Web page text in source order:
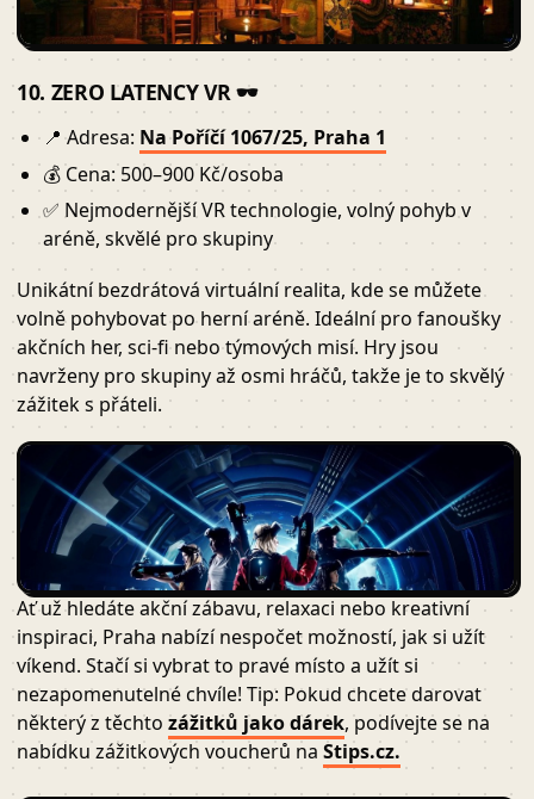
10. ZERO LATENCY VR 🕶️
📍 Adresa: Na Poříčí 1067/25, Praha 1
💰 Cena: 500–900 Kč/osoba
✅ Nejmodernější VR technologie, volný pohyb v
aréně, skvělé pro skupiny
Unikátní bezdrátová virtuální realita, kde se můžete
volně pohybovat po herní aréně. Ideální pro fanoušky
akčních her, sci-fi nebo týmových misí. Hry jsou
navrženy pro skupiny až osmi hráčů, takže je to skvělý
zážitek s přáteli.
Ať už hledáte akční zábavu, relaxaci nebo kreativní
inspiraci, Praha nabízí nespočet možností, jak si užít
víkend. Stačí si vybrat to pravé místo a užít si
nezapomenutelné chvíle! Tip: Pokud chcete darovat
některý z těchto zážitků jako dárek, podívejte se na
nabídku zážitkových voucherů na Stips.cz.